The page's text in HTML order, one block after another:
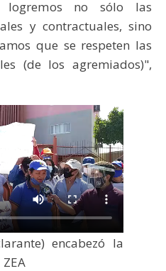
logremos no sólo las
y contractuales, sino
que se respeten las
(de los agremiados)",
encabezó la